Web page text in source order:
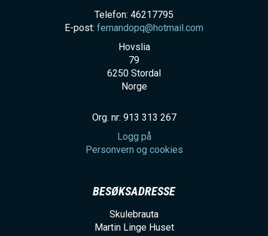
Telefon: 46217795
E-post: fernandopq@hotmail.com
Hovslia
79
6250 Stordal
Norge
Org. nr: 913 313 267
Logg på
Personvern og cookies
BESØKSADRESSE
Skulebrauta
Martin Linge Huset